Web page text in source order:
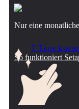
Nur eine
7 Tage
So funktioniert